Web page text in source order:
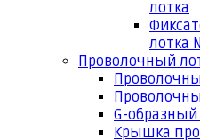
лотка
лотка N
Проволочный
G-
Крышка